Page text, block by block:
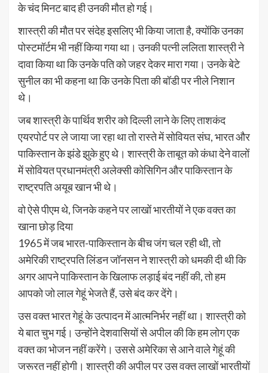
के चंद मिनट बाद ही उनकी मौत हो गई।
शास्त्री की मौत पर संदेह इसलिए भी किया जाता है, क्योंकि उनका
पोस्टमॉर्टम भी नहीं किया गया था। उनकी पत्नी ललिता शास्त्री ने
दावा किया था कि उनके पति को जहर देकर मारा गया। उनके बेटे
सुनील का भी कहना था कि उनके पिता की बॉडी पर नीले निशान
थे।
जब शास्त्री के पार्थिव शरीर को दिल्ली लाने के लिए ताशकंद
एयरपोर्ट पर ले जाया जा रहा था तो रास्ते में सोवियत संघ, भारत और
पाकिस्तान के झंडे झुके हुए थे। शास्त्री के ताबूत को कंधा देने वालों
में सोवियत प्रधानमंत्री अलेक्सी कोसिगिन और पाकिस्तान के
राष्ट्रपति अयूब खान भी थे।
वो ऐसे पीएम थे, जिनके कहने पर लाखों भारतीयों ने एक वक्त का
खाना छोड़ दिया
1965 में जब भारत-पाकिस्तान के बीच जंग चल रही थी, तो
अमेरिकी राष्ट्रपति लिंडन जॉनसन ने शास्त्री को धमकी दी थी कि
अगर आपने पाकिस्तान के खिलाफ लड़ाई बंद नहीं की, तो हम
आपको जो लाल गेहूं भेजते हैं, उसे बंद कर देंगे।
उस वक्त भारत गेहूं के उत्पादन में आत्मनिर्भर नहीं था। शास्त्री को
ये बात चुभ गई। उन्होंने देशवासियों से अपील की कि हम लोग एक
वक्त का भोजन नहीं करेंगे। उससे अमेरिका से आने वाले गेहूं की
जरूरत नहीं होगी। शास्त्री की अपील पर उस वक्त लाखों भारतीयों